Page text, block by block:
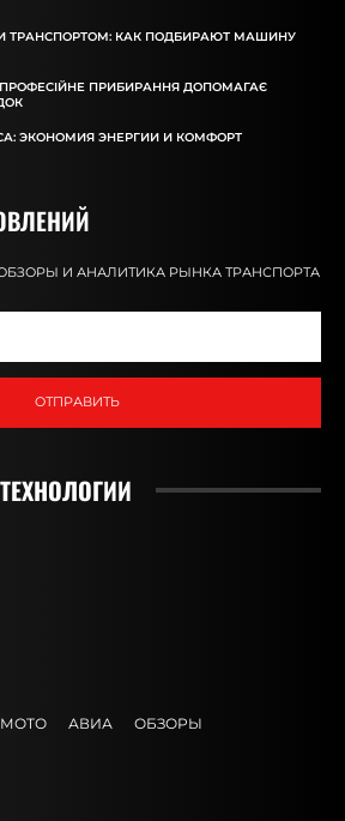
ТРАНСПОРТОМ: КАК ПОДБИРАЮТ МАШИНУ
ПРОФЕСІЙНЕ ПРИБИРАННЯ ДОПОМАГАЄ
ЭКОНОМИЯ ЭНЕРГИИ И КОМФОРТ
И АНАЛИТИКА РЫНКА ТРАНСПОРТА
ОТПРАВИТЬ
МОТО АВИА ОБЗОРЫ